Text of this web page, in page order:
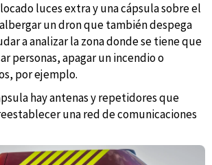
luces extra y una cápsula sobre el
un dron que también despega
a analizar la zona donde se tiene que
personas, apagar un incendio o
por ejemplo.
hay antenas y repetidores que
una red de comunicaciones